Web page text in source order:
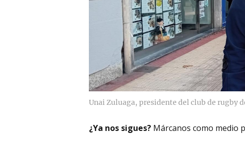
Unai Zuluaga, presidente del club de rugby
¿Ya nos sigues? Márcanos como medio